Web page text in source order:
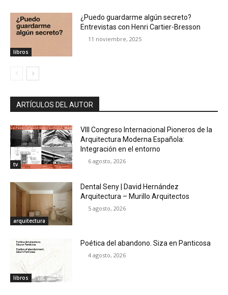
libros
¿Puedo guardarme algún secreto?
Entrevistas con Henri Cartier-Bresson
11 noviembre, 2025
ARTÍCULOS DEL AUTOR
tv
VIII Congreso Internacional Pioneros de la
Arquitectura Moderna Española:
Integración en el entorno
6 agosto, 2026
arquitectura
Dental Seny | David Hernández
Arquitectura – Murillo Arquitectos
5 agosto, 2026
libros
Poética del abandono. Siza en Panticosa
4 agosto, 2026